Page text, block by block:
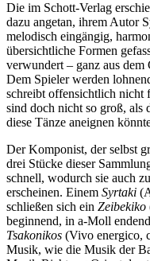
Die im Schott-Verlag
dazu angetan, ihrem Autor
melodisch eingängig,
übersichtliche Formen
verwundert – ganz aus dem
Dem Spieler werden
schreibt offensichtlich nicht
sind doch nicht so groß, als
diese Tänze aneignen
Der Komponist, der selbst
drei Stücke dieser
schnell, wodurch sie auch
erscheinen. Einem Syrtaki
schließen sich ein Zeibekiko
beginnend, in a-Moll
Tsakonikos (Vivo energico,
Musik, wie die Musik der